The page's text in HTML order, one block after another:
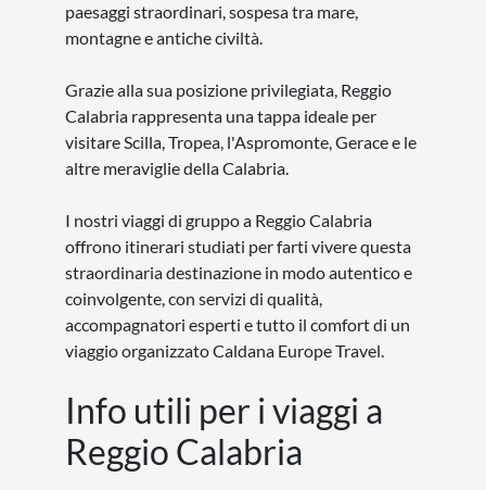
paesaggi straordinari, sospesa tra mare,
montagne e antiche civiltà.
Grazie alla sua posizione privilegiata, Reggio
Calabria rappresenta una tappa ideale per
visitare Scilla, Tropea, l'Aspromonte, Gerace e le
altre meraviglie della Calabria.
I nostri viaggi di gruppo a Reggio Calabria
offrono itinerari studiati per farti vivere questa
straordinaria destinazione in modo autentico e
coinvolgente, con servizi di qualità,
accompagnatori esperti e tutto il comfort di un
viaggio organizzato Caldana Europe Travel.
Info utili per i viaggi a
Reggio Calabria